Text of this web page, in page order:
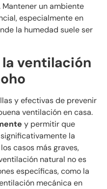
un ambiente
especialmente en
la humedad suele ser
ventilación
y efectivas de prevenir
ventilación en casa.
y permitir que
la
casos más graves,
natural no es
específicas, como la
mecánica en